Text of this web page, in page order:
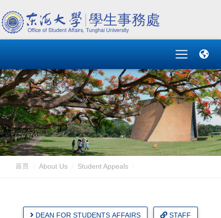
首頁 About Us Student Appeals
DEAN FOR STUDENTS AFFAIRS STAFF